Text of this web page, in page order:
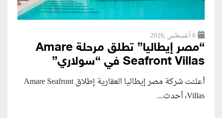
6 أغسطس ,2026
“مصر إيطاليا” تطلق مرحلة Amare
Seafront Villas في “سولاري”
أعلنت شركة مصر إيطاليا العقارية إطلاق Amare Seafront
Villas، أحدث...